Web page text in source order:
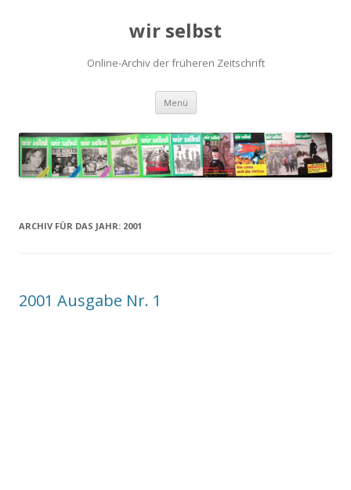
wir selbst
Online-Archiv der früheren Zeitschrift
Menü Springe
Inhalt
ARCHIV FÜR DAS JAHR: 2001
2001 Ausgabe Nr. 1